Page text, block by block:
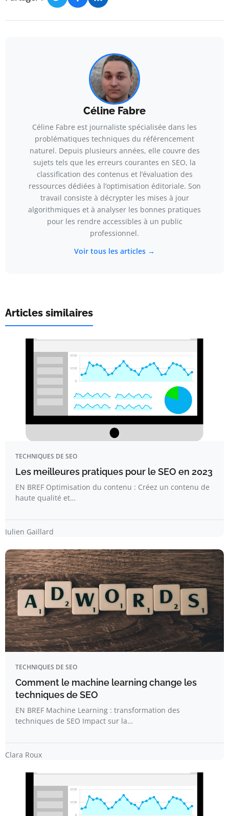
Céline Fabre
Céline Fabre est journaliste spécialisée dans les
problématiques techniques du référencement
naturel. Depuis plusieurs années, elle couvre des
sujets tels que les erreurs courantes en SEO, la
classification des contenus et l’évaluation des
ressources dédiées à l’optimisation éditoriale. Son
travail consiste à décrypter les mises à jour
algorithmiques et à analyser les bonnes pratiques
pour les rendre accessibles à un public
professionnel.
Voir tous les articles →
Articles similaires
TECHNIQUES DE SEO
Les meilleures pratiques pour le SEO en 2023
EN BREF Optimisation du contenu : Créez un contenu de
haute qualité et…
Julien Gaillard
TECHNIQUES DE SEO
Comment le machine learning change les
techniques de SEO
EN BREF Machine Learning : transformation des
techniques de SEO Impact sur la…
Clara Roux